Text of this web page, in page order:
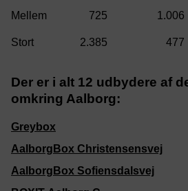
725 1.006
2.385 477
Der er i alt 12 udbydere af
omkring Aalborg:
Greybox
AalborgBox Christensensvej
AalborgBox Sofiensdalsvej